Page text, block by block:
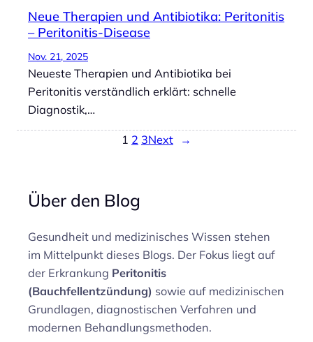
Neue Therapien und Antibiotika: Peritonitis
– Peritonitis-Disease
Nov. 21, 2025
Neueste Therapien und Antibiotika bei
Peritonitis verständlich erklärt: schnelle
Diagnostik,…
1 2 3Next →
Über den Blog
Gesundheit und medizinisches Wissen stehen
im Mittelpunkt dieses Blogs. Der Fokus liegt auf
der Erkrankung Peritonitis
(Bauchfellentzündung) sowie auf medizinischen
Grundlagen, diagnostischen Verfahren und
modernen Behandlungsmethoden.